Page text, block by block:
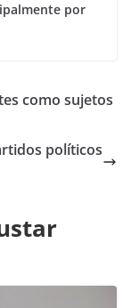
por
como sujetos
políticos